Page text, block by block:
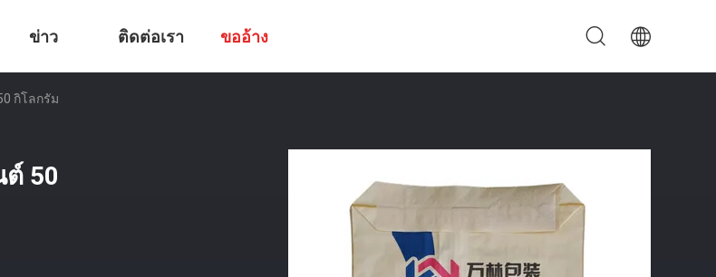
ข่าว ติดต่อเรา ขออ้าง
กิโลกรัม
50